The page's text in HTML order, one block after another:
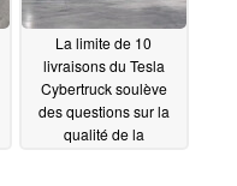
La limite de 10
livraisons du Tesla
Cybertruck soulève
des questions sur la
qualité de la